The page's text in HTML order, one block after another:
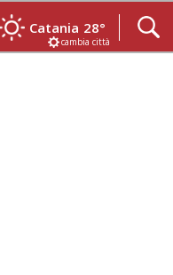
Catania 28°
cambia città